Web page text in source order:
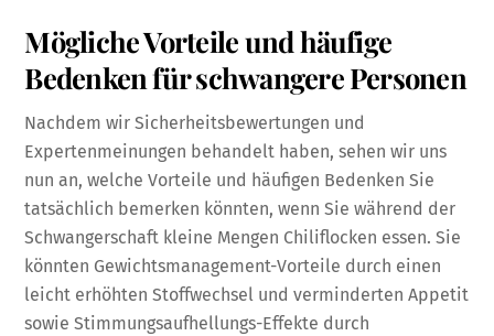
Mögliche Vorteile und häufige
Bedenken für schwangere Personen
Nachdem wir Sicherheitsbewertungen und
Expertenmeinungen behandelt haben, sehen wir uns
nun an, welche Vorteile und häufigen Bedenken Sie
tatsächlich bemerken könnten, wenn Sie während der
Schwangerschaft kleine Mengen Chiliflocken essen. Sie
könnten Gewichtsmanagement-Vorteile durch einen
leicht erhöhten Stoffwechsel und verminderten Appetit
sowie Stimmungsaufhellungs-Effekte durch